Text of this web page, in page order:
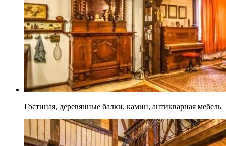
Гостиная, деревянные балки, камин, антикварная мебель